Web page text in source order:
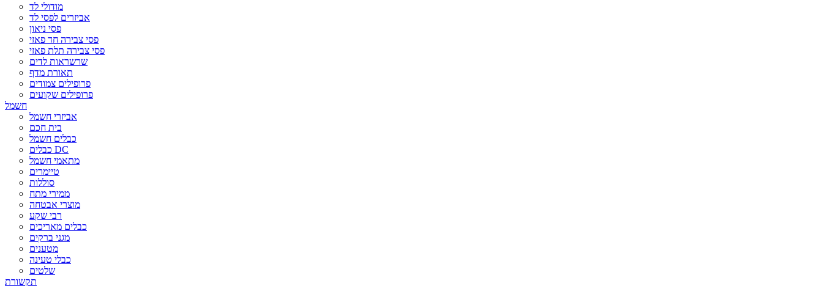
מודולי לד
אביזרים לפסי לד
פסי ניאון
פסי צבירה חד פאזי
פסי צבירה תלת פאזי
שרשראות לדים
תאורת מדף
פרופילים צמודים
פרופילים שקועים
חשמל
אביזרי חשמל
בית חכם
כבלים חשמל
כבלים DC
מתאמי חשמל
טיימרים
סוללות
ממירי מתח
מוצרי אבטחה
רבי שקע
כבלים מאריכים
מגני ברקים
מטענים
כבלי טעינה
שלטים
תקשורת